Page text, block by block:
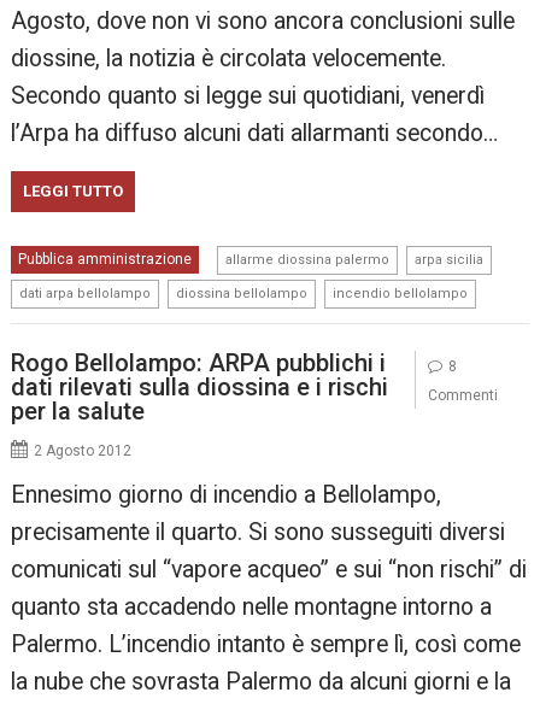
Agosto, dove non vi sono ancora conclusioni sulle
diossine, la notizia è circolata velocemente.
Secondo quanto si legge sui quotidiani, venerdì
l’Arpa ha diffuso alcuni dati allarmanti secondo…
LEGGI TUTTO
Pubblica amministrazione allarme diossina palermo arpa sicilia
dati arpa bellolampo diossina bellolampo incendio bellolampo
Rogo Bellolampo: ARPA pubblichi i
dati rilevati sulla diossina e i rischi
per la salute
2 Agosto 2012
Ennesimo giorno di incendio a Bellolampo,
precisamente il quarto. Si sono susseguiti diversi
comunicati sul “vapore acqueo” e sui “non rischi” di
quanto sta accadendo nelle montagne intorno a
Palermo. L’incendio intanto è sempre lì, così come
la nube che sovrasta Palermo da alcuni giorni e la
8
Commenti